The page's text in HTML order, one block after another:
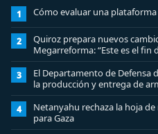
1 Cómo evaluar una
2
Quiroz prepara nuevos
Megarreforma: “Este es el fin
3
El Departamento de Defensa
la producción y entrega de
4
Netanyahu rechaza la hoja
para Gaza